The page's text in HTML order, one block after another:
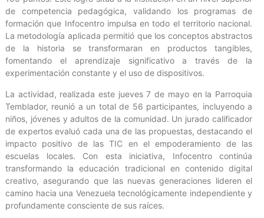
de competencia pedagógica, validando los programas de
formación que Infocentro impulsa en todo el territorio nacional.
La metodología aplicada permitió que los conceptos abstractos
de la historia se transformaran en productos tangibles,
fomentando el aprendizaje significativo a través de la
experimentación constante y el uso de dispositivos.
La actividad, realizada este jueves 7 de mayo en la Parroquia
Temblador, reunió a un total de 56 participantes, incluyendo a
niños, jóvenes y adultos de la comunidad. Un jurado calificador
de expertos evaluó cada una de las propuestas, destacando el
impacto positivo de las TIC en el empoderamiento de las
escuelas locales. Con esta iniciativa, Infocentro continúa
transformando la educación tradicional en contenido digital
creativo, asegurando que las nuevas generaciones lideren el
camino hacia una Venezuela tecnológicamente independiente y
profundamente consciente de sus raíces.